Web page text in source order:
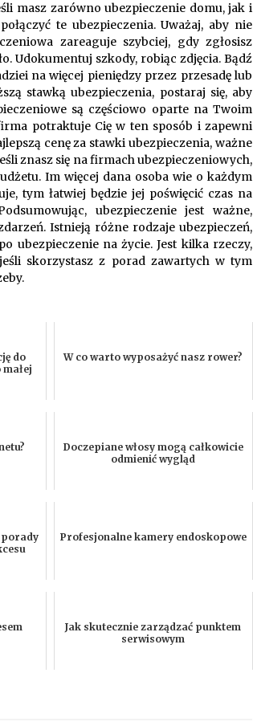
masz zarówno ubezpieczenie domu, jak i
te ubezpieczenia. Uważaj, aby nie
zareaguje szybciej, gdy zgłosisz
Udokumentuj szkody, robiąc zdjęcia. Bądź
na więcej pieniędzy przez przesadę lub
stawką ubezpieczenia, postaraj się, aby
są częściowo oparte na Twoim
potraktuje Cię w ten sposób i zapewni
cenę za stawki ubezpieczenia, ważne
znasz się na firmach ubezpieczeniowych,
Im więcej dana osoba wie o każdym
tym łatwiej będzie jej poświęcić czas na
ubezpieczenie jest ważne,
Istnieją różne rodzaje ubezpieczeń,
ubezpieczenie na życie. Jest kilka rzeczy,
skorzystasz z porad zawartych w tym
do
W co warto wyposażyć nasz rower?
Doczepiane włosy mogą całkowicie
odmienić wygląd
porady
Profesjonalne kamery endoskopowe
Jak skutecznie zarządzać punktem
serwisowym